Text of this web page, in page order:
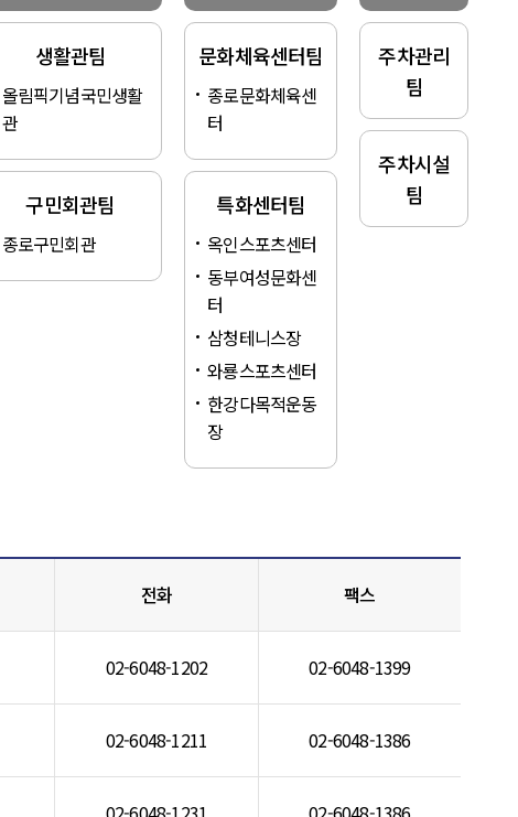
생활관팀
올림픽기념국민생활
관
구민회관팀
종로구민회관
문화체육센터팀
종로문화체육센
터
특화센터팀
옥인스포츠센터
동부여성문화센
터
삼청테니스장
와룡스포츠센터
한강다목적운동
장
주차관리
팀
주차시설
팀
전화 팩스
02-6048-1202 02-6048-1399
02-6048-1211 02-6048-1386